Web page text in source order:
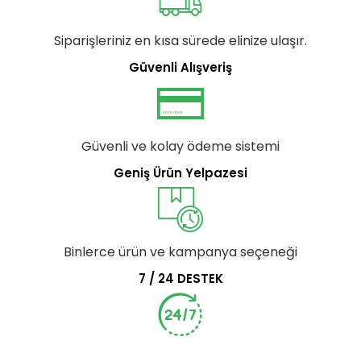
Siparişleriniz en kısa sürede elinize ulaşır.
Güvenli Alışveriş
Güvenli ve kolay ödeme sistemi
Geniş Ürün Yelpazesi
Binlerce ürün ve kampanya seçeneği
7 / 24 DESTEK